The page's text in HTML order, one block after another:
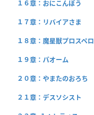
１６章：おにこんぼう
１７章：リバイアさま
１８章：魔星獣プロスペロ
１９章：パオーム
２０章：やまたのおろち
２１章：デスソシスト